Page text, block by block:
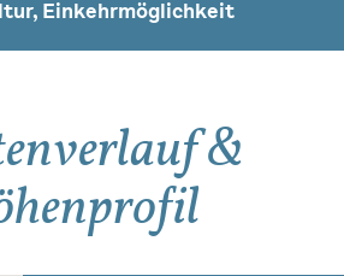
Einkehrmöglichkeit
&